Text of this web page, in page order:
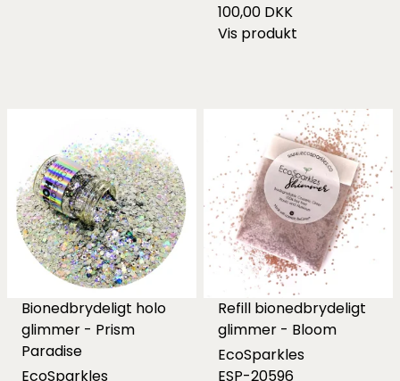
100,00 DKK
Vis produkt
Bionedbrydeligt holo
glimmer - Prism
Paradise
EcoSparkles
Refill bionedbrydeligt
glimmer - Bloom
EcoSparkles
ESP-20596